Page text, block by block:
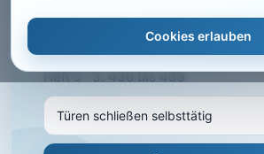
Cookies erlauben
Türen schließen
Hänsch, H.; Wolf-Menzler, C.; ·
wirtschaften im Krankenhaus,
Heft 5 · S. 436 bis 439